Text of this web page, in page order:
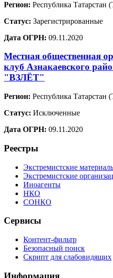
Регион: Республика Татарстан
Статус: Зарегистрированные
Дата ОГРН: 09.11.2020
Местная общественная
клуб Азнакаевского
"ВЗЛЁТ"
Регион: Республика Татарстан
Статус: Исключенные
Дата ОГРН: 09.11.2020
Реестры
Экстремистские
Экстремистские
Иноагенты
НКО
СОНКО
Сервисы
Контент-фильтр
Безопасный поиск
Скрипт для слабовидящих
Информация